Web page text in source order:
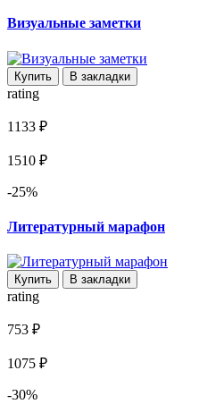
Визуальные заметки
Купить В закладки
rating
1133 ₽
1510 ₽
-25%
Литературный марафон
Купить В закладки
rating
753 ₽
1075 ₽
-30%